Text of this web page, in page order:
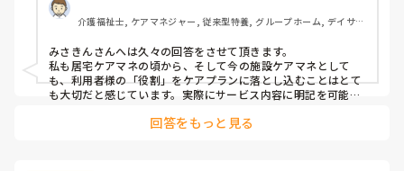
介護福祉士, ケアマネジャー, 従来型特養, グループホーム, デイサー
みさきんさんへは久々の回答をさせて頂きます。
私も居宅ケアマネの頃から、そして今の施設ケアマネとして
も、利用者様の「役割」をケアプランに落とし込むことはとて
も大切だと感じています。実際にサービス内容に明記を可能な
す。 役割を持つことは、その方の自信や生きがいにつながりま
回答をもっと見る